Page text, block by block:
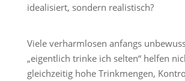
idealisiert, sondern realistisch?
Viele verharmlosen anfangs
„eigentlich trinke ich selten“ helfen
gleichzeitig hohe Trinkmengen,